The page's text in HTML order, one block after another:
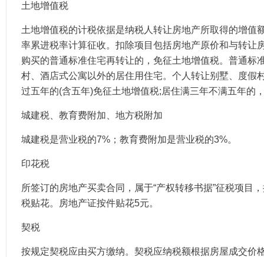
土地增值税
土地增值税的计税依据是纳税人转让房地产所取得的增值
率累进税率计算征收。扣除项目包括房地产原价和与转让
购买的普通标准住宅再转让的，免征土地增值税。普通标
村、酒店式公寓以外的居住用住宅。个人转让别墅、度假
过五年的(含五年)免征土地增值税;居住满三年不满五年的
城建税、教育费附加、地方税附加
城建税是营业税的7%；教育费附加是营业税的3%。
印花税
所签订的房地产买卖合同，属于“产权转移书据”征税项目
税贴花。房地产证按件贴花5元。
契税
按规定契税应由买方缴纳。契税应纳税额根据房屋成交价